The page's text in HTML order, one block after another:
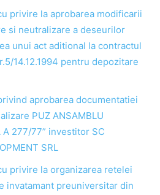
privire la aprobarea modificarii
si neutralizare a deseurilor
unui act aditional la contractul
14.12.1994 pentru depozitare
aprobarea documentatiei
PUZ ANSAMBLU
A 277/77” investitor SC
SRL
privire la organizarea retelei
invatamant preuniversitar din